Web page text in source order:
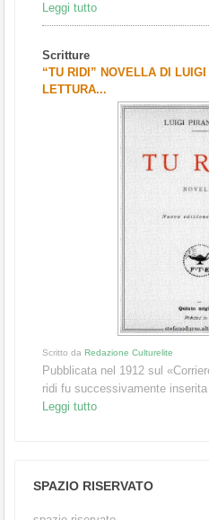
Leggi tutto
Scritture
“TU RIDI” NOVELLA DI
LETTURA...
Scritto da Redazione Culturelite
Pubblicata nel 1912 sul
ridi fu successivamente
Leggi tutto
SPAZIO RISERVATO